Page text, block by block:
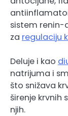
sistem renin-
za regulaciju
Deluje i kao
natrijuma i
što snižava
širenje krvnih
njih.